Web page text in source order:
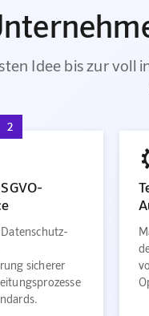
Idee bis zur
2
sicherer